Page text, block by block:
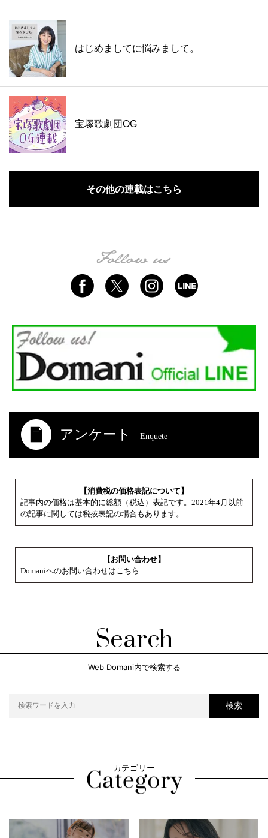
はじめましてに悩みまして。
宝塚歌劇団OG
その他の連載はこちら
アンケート Enquete
【消費税の価格表記について】
記事内の価格は基本的に総額（税込）表記です。2021年4月以前
の記事に関しては税抜表記の場合もあります。
【お問い合わせ】
Domaniへのお問い合わせはこちら
Search
Web Domani内で検索する
検索
カテゴリー